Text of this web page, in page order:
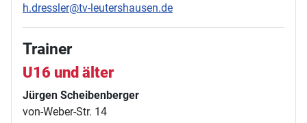
h.dressler@tv-leutershausen.de
Trainer
U16 und älter
Jürgen Scheibenberger
von-Weber-Str. 14